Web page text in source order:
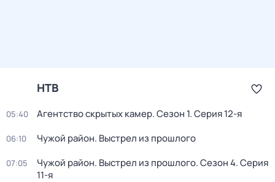
НТВ
05:40 Агентство скрытых камер. Сезон 1. Серия 12-я
06:10 Чужой район. Выстрел из прошлого
07:05 Чужой район. Выстрел из прошлого. Сезон 4. Серия
11-я